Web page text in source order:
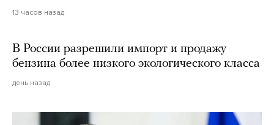
13 часов назад
В России разрешили импорт и продажу
бензина более низкого экологического класса
день назад